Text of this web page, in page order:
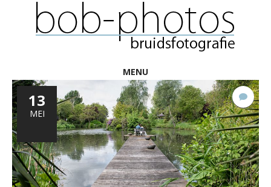
MENU
13
MEI